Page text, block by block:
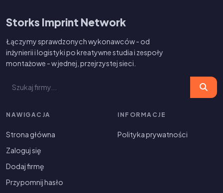
Storks Imprint Network
Łączymy sprawdzonych wykonawców - od
inżynierii i logistyki po kreatywne studia i zespoły
montażowe - w jednej, przejrzystej sieci.
NAWIGACJA
Strona główna
Zaloguj się
Dodaj firmę
Przypomnij hasło
INFORMACJE
Polityka prywatności